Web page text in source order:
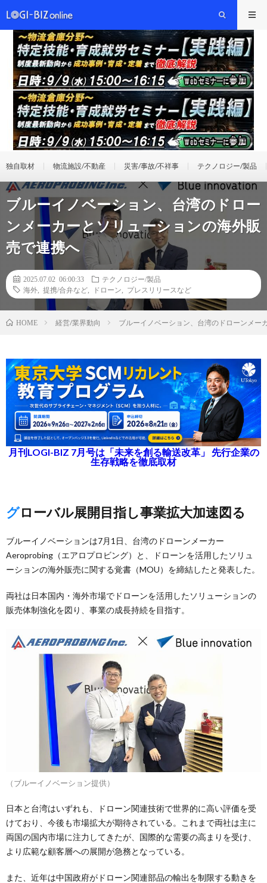
独自取材 物流施設/不動産 災害/事故/不祥事 テクノロジー/製品
ブルーイノベーション、台湾のドロー
ンメーカーとソリューションの海外販
売で連携へ
2025.07.02 06:00:33
テクノロジー/製品
海外
提携/合弁など ドローン プレスリリースなど
HOME 経営/業界動向 ブルーイノベーション、台湾のドローンメー
月刊LOGI-BIZ 7月号は「未来を創る輸送改革」 先行企業の
生存戦略を徹底取材
グローバル展開目指し事業拡大加速図る
ブルーイノベーションは7月1日、台湾のドローンメーカー
Aeroprobing（エアロプロビング）と、ドローンを活用したソリュ
ーションの海外販売に関する覚書（MOU）を締結したと発表した。
両社は日本国内・海外市場でドローンを活用したソリューションの
販売体制強化を図り、事業の成長持続を目指す。
（ブルーイノベーション提供）
日本と台湾はいずれも、ドローン関連技術で世界的に高い評価を受
けており、今後も市場拡大が期待されている。これまで両社は主に
両国の国内市場に注力してきたが、国際的な需要の高まりを受け、
より広範な顧客層への展開が急務となっている。
また、近年は中国政府がドローン関連部品の輸出を制限する動きを